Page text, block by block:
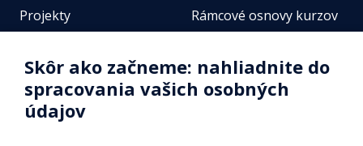
Projekty
Fotogalérie
Identifikačné údaje školy
Úradné hodiny
Rámcové osnovy kurzov
Online testy
Skôr ako začneme: nahliadnite do
spracovania vašich osobných
údajov